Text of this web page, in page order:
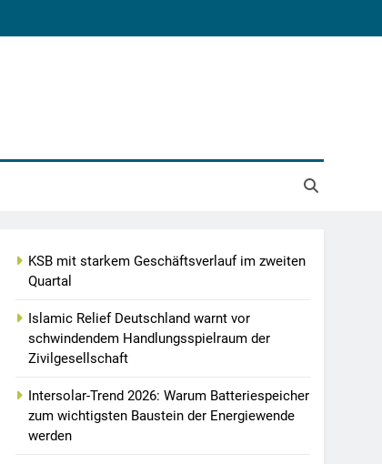
KSB mit starkem Geschäftsverlauf im zweiten
Quartal
Islamic Relief Deutschland warnt vor
schwindendem Handlungsspielraum der
Zivilgesellschaft
Intersolar-Trend 2026: Warum Batteriespeicher
zum wichtigsten Baustein der Energiewende
werden